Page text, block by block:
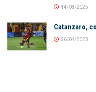
14/08/2025
Catanzaro,
26/04/2023